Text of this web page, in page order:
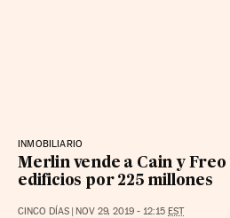
INMOBILIARIO
Merlin vende a Cain y
edificios por 225 millones
CINCO DÍAS | NOV 29, 2019 - 12:15 EST